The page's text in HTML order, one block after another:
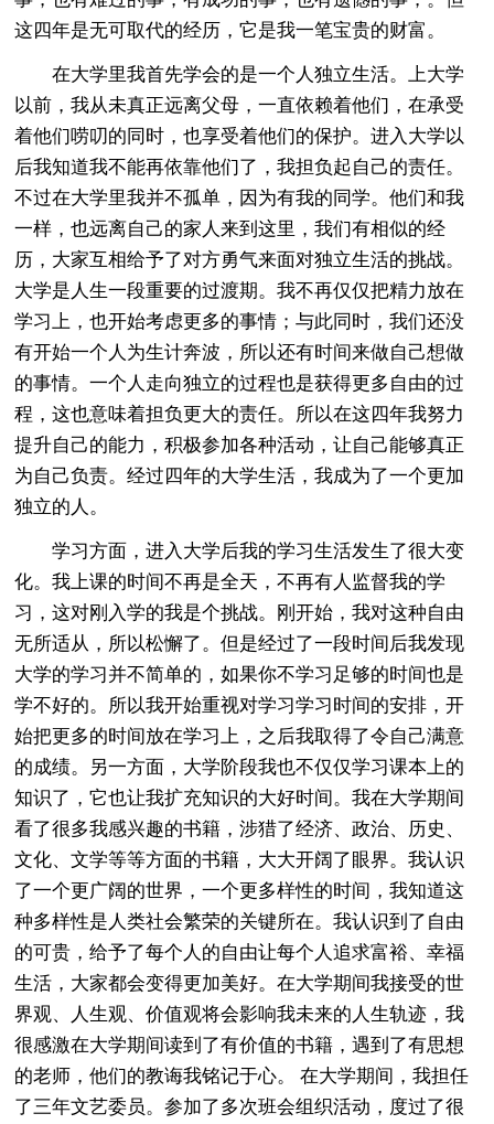
这四年是无可取代的经历，它是我一笔宝贵的财富。
在大学里我首先学会的是一个人独立生活。上大学
以前，我从未真正远离父母，一直依赖着他们，在承受
着他们唠叨的同时，也享受着他们的保护。进入大学以
后我知道我不能再依靠他们了，我担负起自己的责任。
不过在大学里我并不孤单，因为有我的同学。他们和我
一样，也远离自己的家人来到这里，我们有相似的经
历，大家互相给予了对方勇气来面对独立生活的挑战。
大学是人生一段重要的过渡期。我不再仅仅把精力放在
学习上，也开始考虑更多的事情；与此同时，我们还没
有开始一个人为生计奔波，所以还有时间来做自己想做
的事情。一个人走向独立的过程也是获得更多自由的过
程，这也意味着担负更大的责任。所以在这四年我努力
提升自己的能力，积极参加各种活动，让自己能够真正
为自己负责。经过四年的大学生活，我成为了一个更加
独立的人。
学习方面，进入大学后我的学习生活发生了很大变
化。我上课的时间不再是全天，不再有人监督我的学
习，这对刚入学的我是个挑战。刚开始，我对这种自由
无所适从，所以松懈了。但是经过了一段时间后我发现
大学的学习并不简单的，如果你不学习足够的时间也是
学不好的。所以我开始重视对学习学习时间的安排，开
始把更多的时间放在学习上，之后我取得了令自己满意
的成绩。另一方面，大学阶段我也不仅仅学习课本上的
知识了，它也让我扩充知识的大好时间。我在大学期间
看了很多我感兴趣的书籍，涉猎了经济、政治、历史、
文化、文学等等方面的书籍，大大开阔了眼界。我认识
了一个更广阔的世界，一个更多样性的时间，我知道这
种多样性是人类社会繁荣的关键所在。我认识到了自由
的可贵，给予了每个人的自由让每个人追求富裕、幸福
生活，大家都会变得更加美好。在大学期间我接受的世
界观、人生观、价值观将会影响我未来的人生轨迹，我
很感激在大学期间读到了有价值的书籍，遇到了有思想
的老师，他们的教诲我铭记于心。 在大学期间，我担任
了三年文艺委员。参加了多次班会组织活动，度过了很